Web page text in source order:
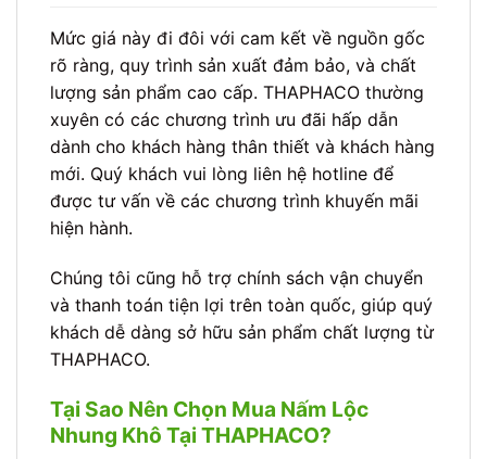
Mức giá này đi đôi với cam kết về nguồn gốc
rõ ràng, quy trình sản xuất đảm bảo, và chất
lượng sản phẩm cao cấp. THAPHACO thường
xuyên có các chương trình ưu đãi hấp dẫn
dành cho khách hàng thân thiết và khách hàng
mới. Quý khách vui lòng liên hệ hotline để
được tư vấn về các chương trình khuyến mãi
hiện hành.
Chúng tôi cũng hỗ trợ chính sách vận chuyển
và thanh toán tiện lợi trên toàn quốc, giúp quý
khách dễ dàng sở hữu sản phẩm chất lượng từ
THAPHACO.
Tại Sao Nên Chọn Mua Nấm Lộc
Nhung Khô Tại THAPHACO?